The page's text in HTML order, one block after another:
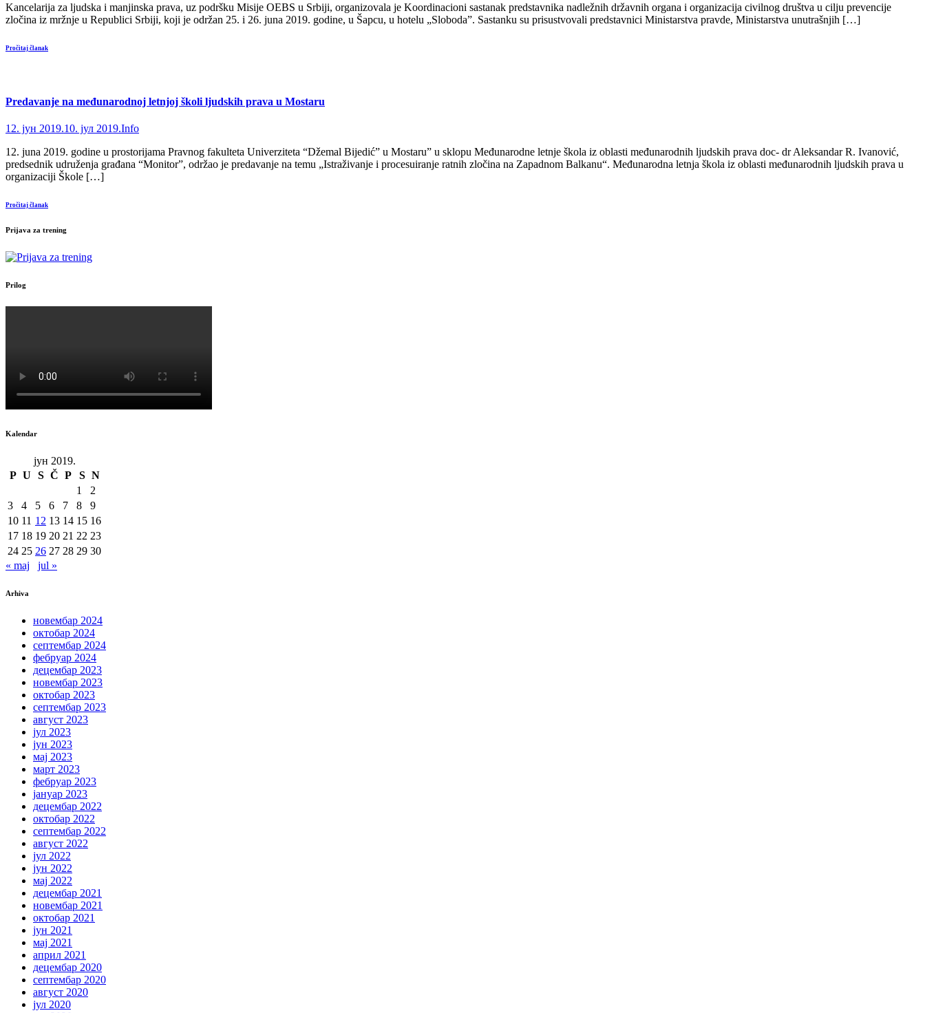
Kancelarija za ljudska i manjinska prava, uz podršku Misije OEBS u Srbiji, organizovala je Koordinacioni sastanak predstavnika nadležnih državnih organa i organizacija civilnog društva u cilju prevencije
zločina iz mržnje u Republici Srbiji, koji je održan 25. i 26. juna 2019. godine, u Šapcu, u hotelu „Sloboda”. Sastanku su prisustvovali predstavnici Ministarstva pravde, Ministarstva unutrašnjih […]
Pročitaj članak
Predavanje na međunarodnoj letnjoj školi ljudskih prava u Mostaru
12. јун 2019.10. јул 2019.Info
12. juna 2019. godine u prostorijama Pravnog fakulteta Univerziteta “Džemal Bijedić” u Mostaru” u sklopu Međunarodne letnje škola iz oblasti međunarodnih ljudskih prava doc- dr Aleksandar R. Ivanović,
predsednik udruženja građana “Monitor”, održao je predavanje na temu „Istraživanje i procesuiranje ratnih zločina na Zapadnom Balkanu“. Međunarodna letnja škola iz oblasti međunarodnih ljudskih prava u
organizaciji Škole […]
Pročitaj članak
Prijava za trening
Prilog
Kalendar
јун 2019.
P U S Č P S N
1
2
3
4 5 6 7 8
9
10 11 12 13 14 15 16
17 18 19 20 21 22 23
24 25 26 27 28 29 30
« maj
jul »
Arhiva
новембар 2024
октобар 2024
септембар 2024
фебруар 2024
децембар 2023
новембар 2023
октобар 2023
септембар 2023
август 2023
јул 2023
јун 2023
мај 2023
март 2023
фебруар 2023
јануар 2023
децембар 2022
октобар 2022
септембар 2022
август 2022
јул 2022
јун 2022
мај 2022
децембар 2021
новембар 2021
октобар 2021
јун 2021
мај 2021
април 2021
децембар 2020
септембар 2020
август 2020
јул 2020